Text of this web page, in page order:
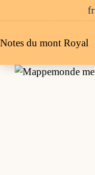
au
fr
Notes du mont Royal